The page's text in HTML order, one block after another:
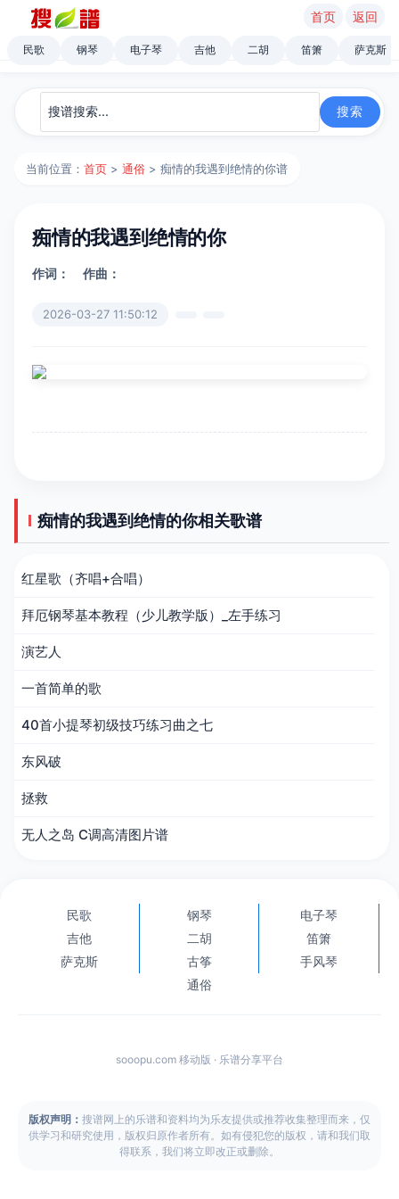
首页 返回
民歌 钢琴 电子琴 吉他 二胡 笛箫 萨克斯
当前位置：首页 >通俗 > 痴情的我遇到绝情的你谱
痴情的我遇到绝情的你
作词： 作曲：
2026-03-27 11:50:12
痴情的我遇到绝情的你相关歌谱
红星歌（齐唱+合唱）
拜厄钢琴基本教程（少儿教学版）_左手练习
演艺人
一首简单的歌
40首小提琴初级技巧练习曲之七
东风破
拯救
无人之岛 C调高清图片谱
民歌 钢琴
电子琴
吉他
二胡
笛箫
萨克斯
古筝
手风琴
通俗
sooopu.com 移动版 · 乐谱分享平台
版权声明： 搜谱网上的乐谱和资料均为乐友提供或推荐收集整理而来，仅
供学习和研究使用，版权归原作者所有。如有侵犯您的版权，请和我们取
得联系，我们将立即改正或删除。